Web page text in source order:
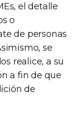
el detalle
o
de personas
se
realice, a su
a fin de que
de